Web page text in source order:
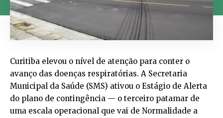
Curitiba elevou o nível de atenção para conter o
avanço das doenças respiratórias. A Secretaria
Municipal da Saúde (SMS) ativou o Estágio de Alerta
do plano de contingência — o terceiro patamar de
uma escala operacional que vai de Normalidade a